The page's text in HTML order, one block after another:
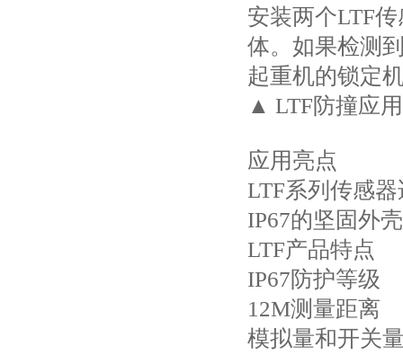
安装两个LTF
体。如果检测
起重机的锁定
▲ LTF防撞应用
应用亮点
LTF系列传感
IP67的坚固外
LTF产品特点
IP67防护等级
12M测量距离
模拟量和开关